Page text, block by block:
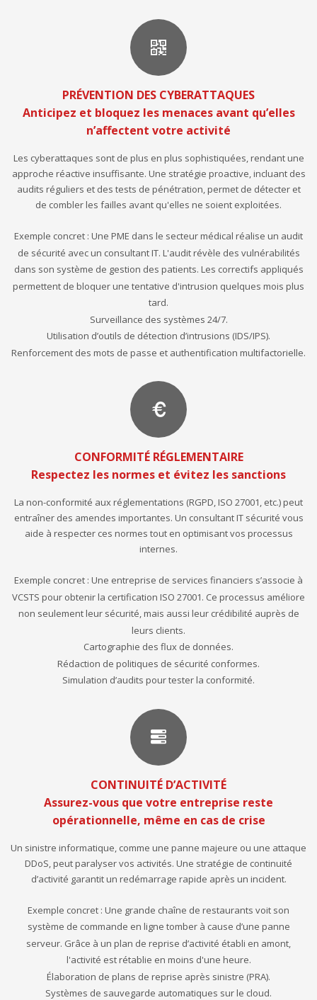
PRÉVENTION DES CYBERATTAQUES
Anticipez et bloquez les menaces avant qu’elles
n’affectent votre activité
Les cyberattaques sont de plus en plus sophistiquées, rendant une
approche réactive insuffisante. Une stratégie proactive, incluant des
audits réguliers et des tests de pénétration, permet de détecter et
de combler les failles avant qu'elles ne soient exploitées.
Exemple concret : Une PME dans le secteur médical réalise un audit
de sécurité avec un consultant IT. L'audit révèle des vulnérabilités
dans son système de gestion des patients. Les correctifs appliqués
permettent de bloquer une tentative d'intrusion quelques mois plus
tard.
Surveillance des systèmes 24/7.
Utilisation d’outils de détection d’intrusions (IDS/IPS).
Renforcement des mots de passe et authentification multifactorielle.
CONFORMITÉ RÉGLEMENTAIRE
Respectez les normes et évitez les sanctions
La non-conformité aux réglementations (RGPD, ISO 27001, etc.) peut
entraîner des amendes importantes. Un consultant IT sécurité vous
aide à respecter ces normes tout en optimisant vos processus
internes.
Exemple concret : Une entreprise de services financiers s’associe à
VCSTS pour obtenir la certification ISO 27001. Ce processus améliore
non seulement leur sécurité, mais aussi leur crédibilité auprès de
leurs clients.
Cartographie des flux de données.
Rédaction de politiques de sécurité conformes.
Simulation d’audits pour tester la conformité.
CONTINUITÉ D’ACTIVITÉ
Assurez-vous que votre entreprise reste
opérationnelle, même en cas de crise
Un sinistre informatique, comme une panne majeure ou une attaque
DDoS, peut paralyser vos activités. Une stratégie de continuité
d’activité garantit un redémarrage rapide après un incident.
Exemple concret : Une grande chaîne de restaurants voit son
système de commande en ligne tomber à cause d’une panne
serveur. Grâce à un plan de reprise d’activité établi en amont,
l'activité est rétablie en moins d'une heure.
Élaboration de plans de reprise après sinistre (PRA).
Systèmes de sauvegarde automatiques sur le cloud.